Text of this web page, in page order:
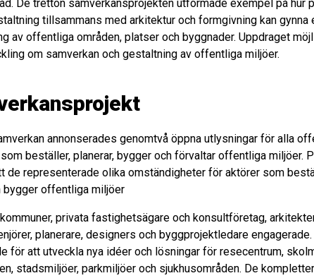
De tretton samverkansprojekten utformade exempel på hur
tillsammans med arkitektur och formgivning kan gynna
av offentliga områden, platser och byggnader. Uppdraget
om samverkan och gestaltning av offentliga miljöer.
annonserades genomtvå öppna utlysningar för alla
beställer, planerar, bygger och förvaltar offentliga miljöer.
de representerade olika omständigheter för aktörer som
bygger offentliga miljöer
kommuner, privata fastighetsägare och konsultföretag,
planerare, designers och byggprojektledare
för att utveckla nya idéer och lösningar för resecentrum,
stadsmiljöer, parkmiljöer och sjukhusområden. De